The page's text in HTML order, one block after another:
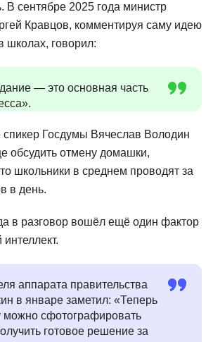
В сентябре 2025 года министр
Кравцов, комментируя саму идею
школах, говорил:
— это основная часть
Госдумы Вячеслав Володин
обсудить отмену домашки,
школьники в среднем проводят за
в день.
в разговор вошёл ещё один фактор
аппарата правительства
в январе заметил: «Теперь
можно сфотографировать
готовое решение за